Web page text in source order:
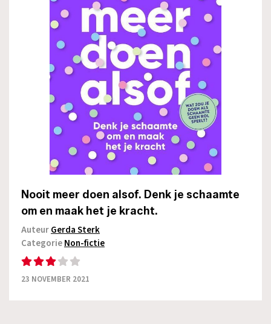
Nooit meer doen alsof. Denk je schaamte
om en maak het je kracht.
AuteurGerda Sterk
CategorieNon-fictie
23 NOVEMBER 2021